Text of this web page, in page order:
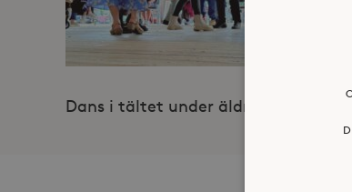
Dans i tältet under äldreomsorgens